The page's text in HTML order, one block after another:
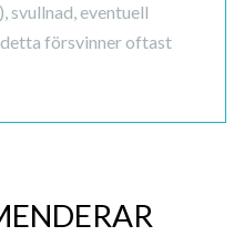
svullnad, eventuell
försvinner oftast